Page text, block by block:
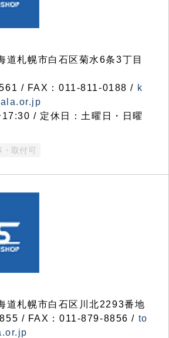
札幌市白石区菊水6条3丁目
/ FAX：011-811-0188 / k
/ 定休日：土曜日・日曜
・取付可
札幌市白石区川北2293番地
/ FAX：011-879-8856 / to